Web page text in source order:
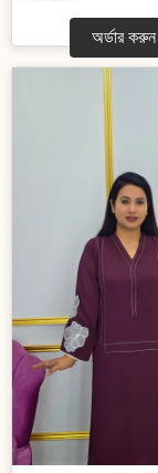
অর্ডার করুন